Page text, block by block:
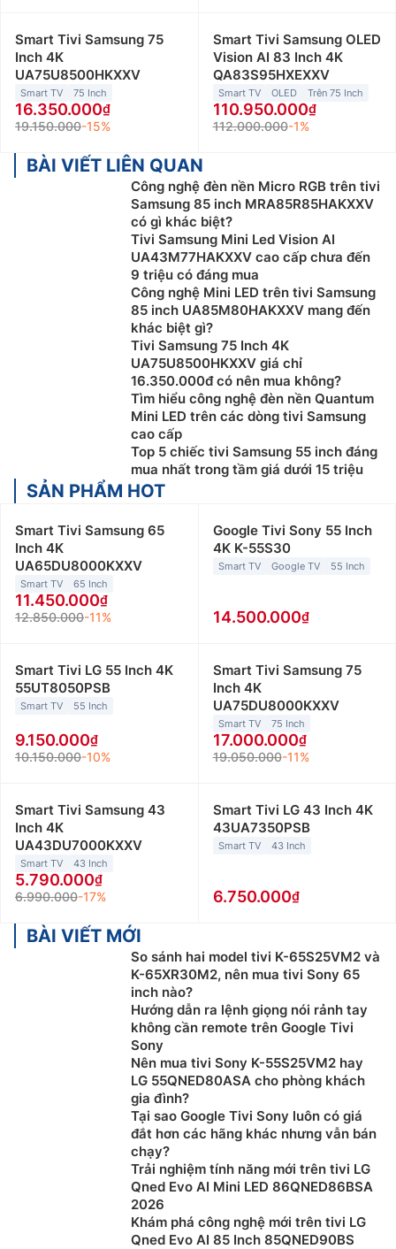
Smart Tivi Samsung 75
Inch 4K
UA75U8500HKXXV
Smart TV 75 Inch
16.350.000
19.150.000-15%
Smart Tivi Samsung OLED
Vision AI 83 Inch 4K
QA83S95HXEXXV
Smart TV OLED Trên 75 Inch
110.950.000
112.000.000-1%
BÀI VIẾT LIÊN QUAN
Công nghệ đèn nền Micro RGB trên tivi
Samsung 85 inch MRA85R85HAKXXV
có gì khác biệt?
Tivi Samsung Mini Led Vision AI
UA43M77HAKXXV cao cấp chưa đến
9 triệu có đáng mua
Công nghệ Mini LED trên tivi Samsung
85 inch UA85M80HAKXXV mang đến
khác biệt gì?
Tivi Samsung 75 Inch 4K
UA75U8500HKXXV giá chỉ
16.350.000đ có nên mua không?
Tìm hiểu công nghệ đèn nền Quantum
Mini LED trên các dòng tivi Samsung
cao cấp
Top 5 chiếc tivi Samsung 55 inch đáng
mua nhất trong tầm giá dưới 15 triệu
SẢN PHẨM HOT
Smart Tivi Samsung 65
Inch 4K
UA65DU8000KXXV
Smart TV 65 Inch
11.450.000
12.850.000-11%
Google Tivi Sony 55 Inch
4K K-55S30
Smart TV Google TV 55 Inch
14.500.000
Smart Tivi LG 55 Inch 4K
55UT8050PSB
Smart TV 55 Inch
9.150.000
10.150.000-10%
Smart Tivi Samsung 75
Inch 4K
UA75DU8000KXXV
Smart TV 75 Inch
17.000.000
19.050.000-11%
Smart Tivi Samsung 43
Inch 4K
UA43DU7000KXXV
Smart TV 43 Inch
5.790.000
6.990.000-17%
Smart Tivi LG 43 Inch 4K
43UA7350PSB
Smart TV 43 Inch
6.750.000
BÀI VIẾT MỚI
So sánh hai model tivi K-65S25VM2 và
K-65XR30M2, nên mua tivi Sony 65
inch nào?
Hướng dẫn ra lệnh giọng nói rảnh tay
không cần remote trên Google Tivi
Sony
Nên mua tivi Sony K-55S25VM2 hay
LG 55QNED80ASA cho phòng khách
gia đình?
Tại sao Google Tivi Sony luôn có giá
đắt hơn các hãng khác nhưng vẫn bán
chạy?
Trải nghiệm tính năng mới trên tivi LG
Qned Evo AI Mini LED 86QNED86BSA
2026
Khám phá công nghệ mới trên tivi LG
Qned Evo AI 85 Inch 85QNED90BS